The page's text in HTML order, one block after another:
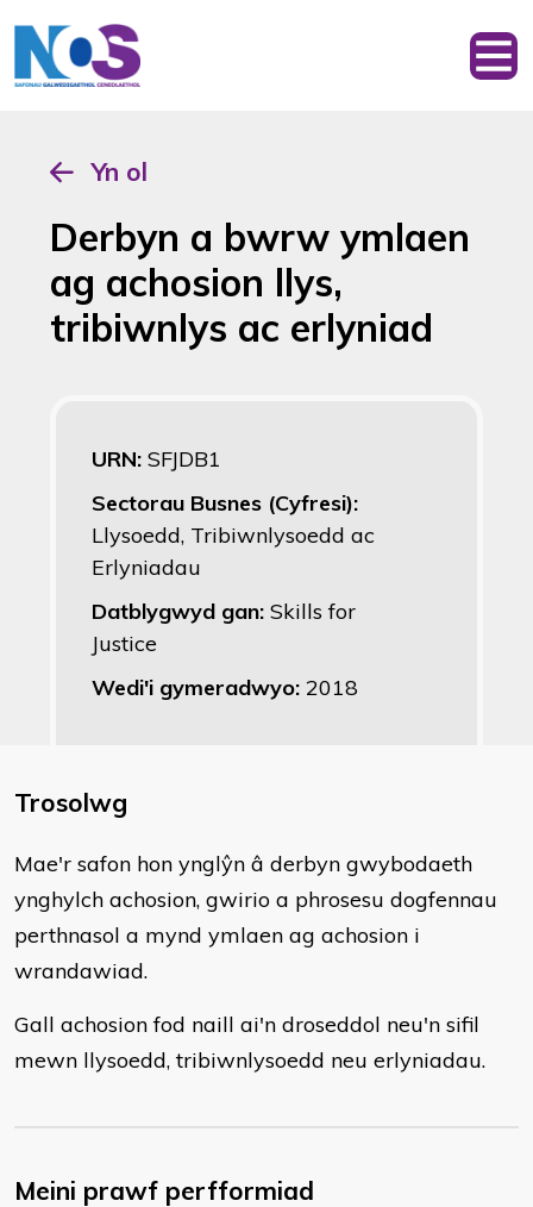
Yn ol
Derbyn a bwrw ymlaen
ag achosion llys,
tribiwnlys ac erlyniad
URN: SFJDB1
Sectorau Busnes (Cyfresi):
Llysoedd, Tribiwnlysoedd ac
Erlyniadau
Datblygwyd gan: Skills for
Justice
Wedi'i gymeradwyo: 2018
Trosolwg
Mae'r safon hon ynglŷn â derbyn gwybodaeth
ynghylch achosion, gwirio a phrosesu dogfennau
perthnasol a mynd ymlaen ag achosion i
wrandawiad.
Gall achosion fod naill ai'n droseddol neu'n sifil
mewn llysoedd, tribiwnlysoedd neu erlyniadau.
Meini prawf perfformiad